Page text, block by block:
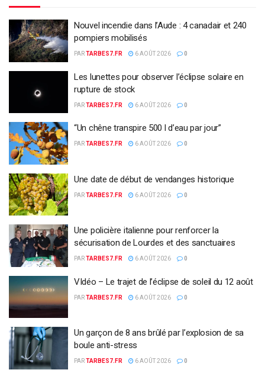
Nouvel incendie dans l’Aude : 4 canadair et 240
pompiers mobilisés
PARTARBES7.FR 6 AOÛT 2026 0
Les lunettes pour observer l’éclipse solaire en
rupture de stock
PARTARBES7.FR 6 AOÛT 2026 0
“Un chêne transpire 500 l d’eau par jour”
PARTARBES7.FR 6 AOÛT 2026 0
Une date de début de vendanges historique
PARTARBES7.FR 6 AOÛT 2026 0
Une policière italienne pour renforcer la
sécurisation de Lourdes et des sanctuaires
PARTARBES7.FR 6 AOÛT 2026 0
VIdéo – Le trajet de l’éclipse de soleil du 12 août
PARTARBES7.FR 6 AOÛT 2026 0
Un garçon de 8 ans brûlé par l’explosion de sa
boule anti-stress
PARTARBES7.FR 6 AOÛT 2026 0